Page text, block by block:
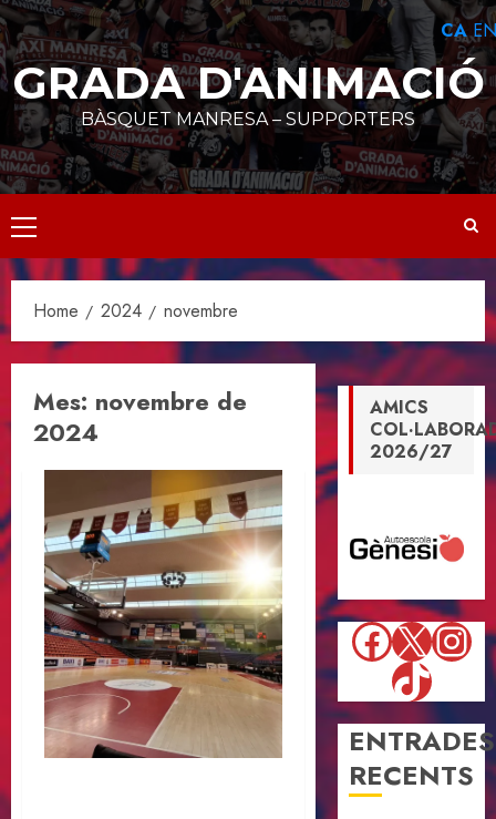
Skip
to
content
GRADA D'ANIMACIÓ
BÀSQUET MANRESA – SUPPORTERS
Primary
Menu
Home 2024 novembre
Mes: novembre de
2024
AMICS
2026/27
X
TikTok
ENTRADES
RECENTS
CA EN